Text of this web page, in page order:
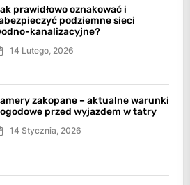
prawidłowo oznakować i
podziemne sieci
kanalizacyjne?
14 Lutego, 2026
zakopane – aktualne warunki
przed wyjazdem w tatry
14 Stycznia, 2026